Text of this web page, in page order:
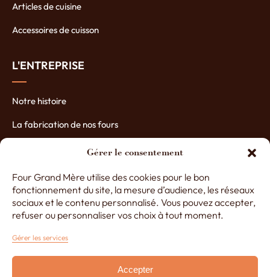
Gérer le consentement
Four Grand Mère utilise des cookies pour le bon
fonctionnement du site, la mesure d’audience, les réseaux
sociaux et le contenu personnalisé. Vous pouvez accepter,
refuser ou personnaliser vos choix à tout moment.
Gérer les services
Accepter
Articles de cuisine
Accessoires de cuisson
L'ENTREPRISE
Notre histoire
La fabrication de nos fours
Les atouts de nos fours
Contactez-nous
Nos partenaires
+33 (0)3 29 65 20 53